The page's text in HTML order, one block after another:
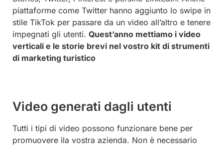
piattaforme come Twitter hanno aggiunto lo swipe in
stile TikTok per passare da un video all’altro e tenere
impegnati gli utenti. Quest’anno mettiamo i video
verticali e le storie brevi nel vostro kit di strumenti
di marketing turistico
Video generati dagli utenti
Tutti i tipi di video possono funzionare bene per
promuovere ila vostra azienda. Non è necessario